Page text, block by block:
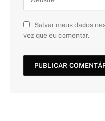
Salvar meus dados
vez que eu comentar.